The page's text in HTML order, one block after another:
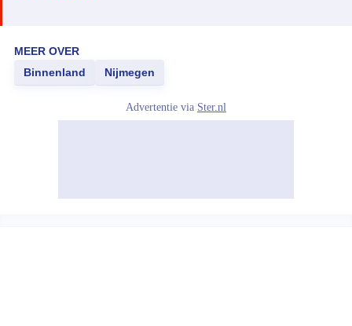
MEER OVER
Binnenland
Nijmegen
Advertentie via Ster.nl